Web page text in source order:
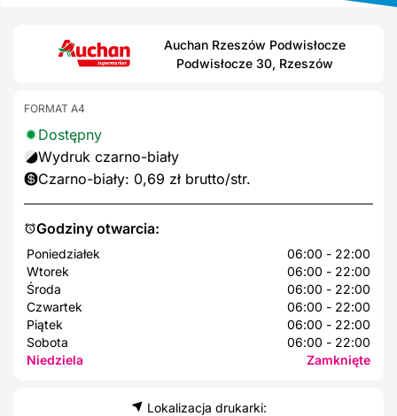
Auchan Rzeszów Podwisłocze
Podwisłocze 30, Rzeszów
Godziny otwarcia:
Poniedziałek
06:00 - 22:00
Wtorek
06:00 - 22:00
Środa
06:00 - 22:00
Czwartek
06:00 - 22:00
Piątek
06:00 - 22:00
Sobota
06:00 - 22:00
Niedziela
Zamknięte
FORMAT A4
Dostępny
Wydruk czarno-biały
Czarno-biały: 0,69 zł brutto/str.
Lokalizacja drukarki: